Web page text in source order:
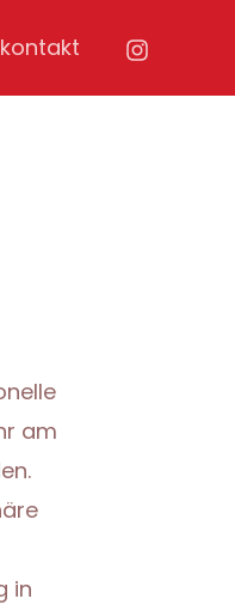
kontakt
am
in